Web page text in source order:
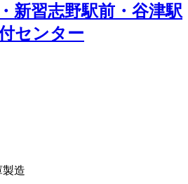
新習志野駅前・谷津駅
センター
製造